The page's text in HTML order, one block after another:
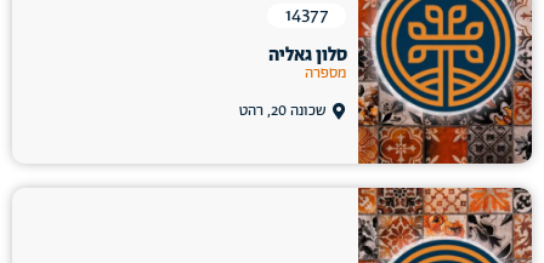
14377
סלון גאליה
מספרה
שכונה 20, רהט